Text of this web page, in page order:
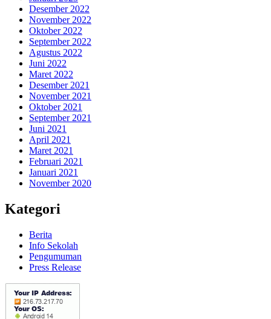
Desember 2022
November 2022
Oktober 2022
September 2022
Agustus 2022
Juni 2022
Maret 2022
Desember 2021
November 2021
Oktober 2021
September 2021
Juni 2021
April 2021
Maret 2021
Februari 2021
Januari 2021
November 2020
Kategori
Berita
Info Sekolah
Pengumuman
Press Release